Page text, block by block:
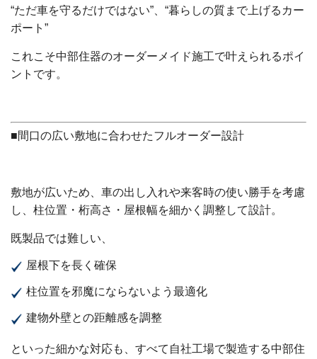
“ただ車を守るだけではない”、“暮らしの質まで上げるカー
ポート”
これこそ中部住器のオーダーメイド施工で叶えられるポイ
ントです。
■間口の広い敷地に合わせたフルオーダー設計
敷地が広いため、車の出し入れや来客時の使い勝手を考慮
し、柱位置・桁高さ・屋根幅を細かく調整して設計。
既製品では難しい、
屋根下を長く確保
柱位置を邪魔にならないよう最適化
建物外壁との距離感を調整
といった細かな対応も、すべて自社工場で製造する中部住